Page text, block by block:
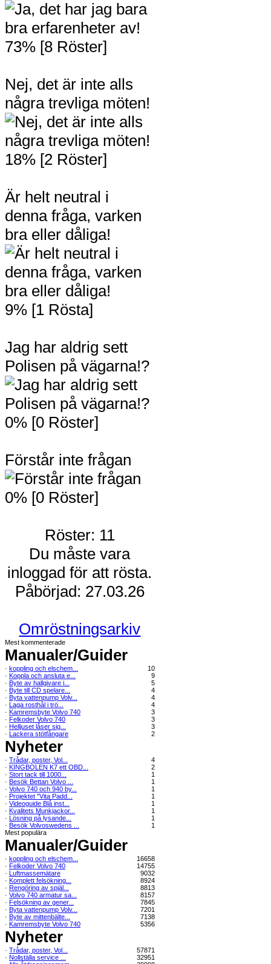
73% [8 Röster]
Nej, det är inte alls
några trevliga möten!
18% [2 Röster]
Är helt neutral i
denna fråga, varken
bra eller dåliga!
9% [1 Rösta]
Jag har aldrig sett
Polisen på vägarna!?
0% [0 Röster]
Förstår inte frågan
0% [0 Röster]
Röster: 11
Du måste vara
inloggad för att rösta.
Påbörjad: 27.03.26
Omröstningsarkiv
Mest kommenterade
Manualer/Guider
· koppling och elschem...
10
· Koppla och ansluta e...
9
· Byte av hallgivare i...
5
· Byte till CD spelare...
4
· Byta vattenpump Volv...
4
· Laga rosthål i trö...
4
· Kamremsbyte Volvo 740
3
· Felkoder Volvo 740
3
· Helljuset låser sig...
3
· Lackera stötfångare 2
Nyheter
· Trådar, poster, Vol...
4
· KINGBOLEN K7 ett OBD...
2
· Stort tack till 1000...
1
· Besök Bettan Volvo ...
1
· Volvo 740 och 940 by...
1
· Projektet "Vita Padd...
1
· Videoguide Blå inst...
1
· Kvalitets Munkjackor...
1
· Lösning på lysande...
1
· Besök Volvoswedens ...
1
Mest populära
Manualer/Guider
· koppling och elschem...
16658
· Felkoder Volvo 740
14755
· Luftmassemätare
9032
· Komplett felsökning...
8924
· Rengöring av spjäl...
8813
· Volvo 740 armatur sa...
8157
· Felsökning av gener...
7845
· Byta vattenpump Volv...
7201
· Byte av mittenbälte...
7138
· Kamremsbyte Volvo 740 5356
Nyheter
· Trådar, poster, Vol...
57871
· Nollställa service ...
32951